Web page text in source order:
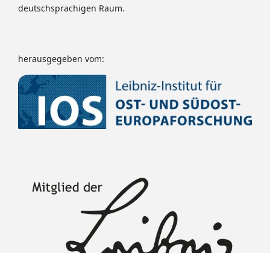
deutschsprachigen Raum.
herausgegeben vom: